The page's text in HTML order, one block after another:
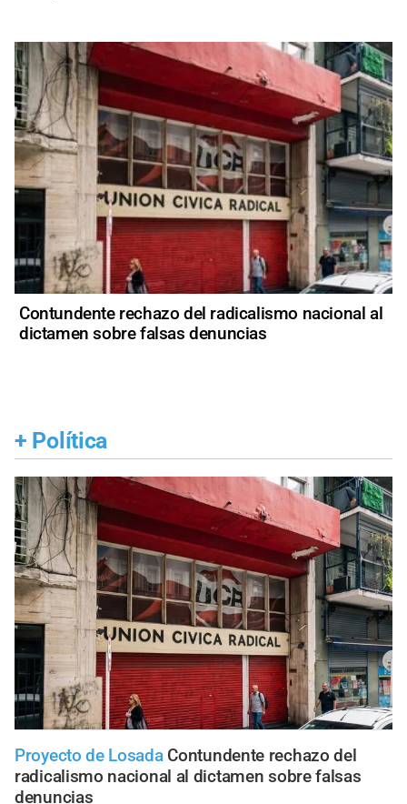
Contundente rechazo del radicalismo nacional al
dictamen sobre falsas denuncias
+ Política
Proyecto de Losada Contundente rechazo del
radicalismo nacional al dictamen sobre falsas
denuncias